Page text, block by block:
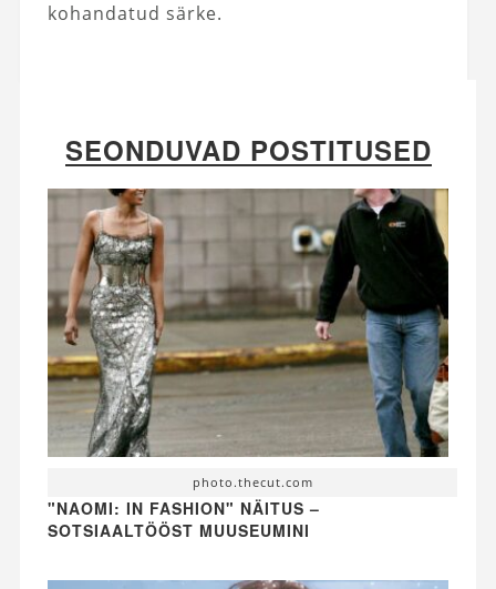
kohandatud särke.
SEONDUVAD POSTITUSED
photo.thecut.com
"NAOMI: IN FASHION" NÄITUS –
SOTSIAALTÖÖST MUUSEUMINI